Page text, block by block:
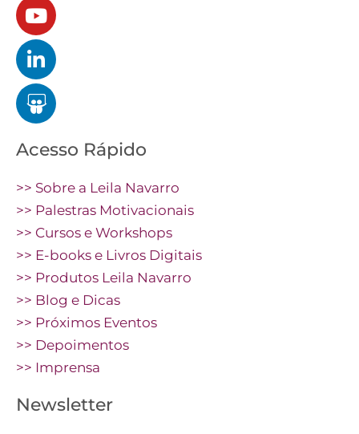
Acesso Rápido
>> Sobre a Leila Navarro
>> Palestras Motivacionais
>> Cursos e Workshops
>> E-books e Livros Digitais
>> Produtos Leila Navarro
>> Blog e Dicas
>> Próximos Eventos
>> Depoimentos
>> Imprensa
Newsletter